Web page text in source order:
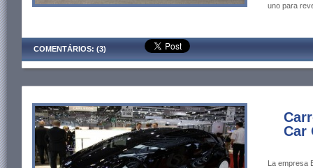
uno para
COMENTÁRIOS: (3)
Car
La empresa